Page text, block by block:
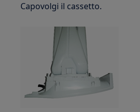
Capovolgi il cassetto.